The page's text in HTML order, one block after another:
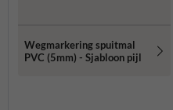
Wegmarkering spuitmal
PVC (5mm) - Sjabloon pijl